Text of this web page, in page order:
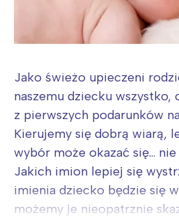
Jako świeżo upieczeni
naszemu dziecku wszystko,
z pierwszych podarunków
Kierujemy się dobrą wiarą,
wybór może okazać się...
Jakich imion lepiej się
imienia dziecko będzie się
możemy je nieopatrznie